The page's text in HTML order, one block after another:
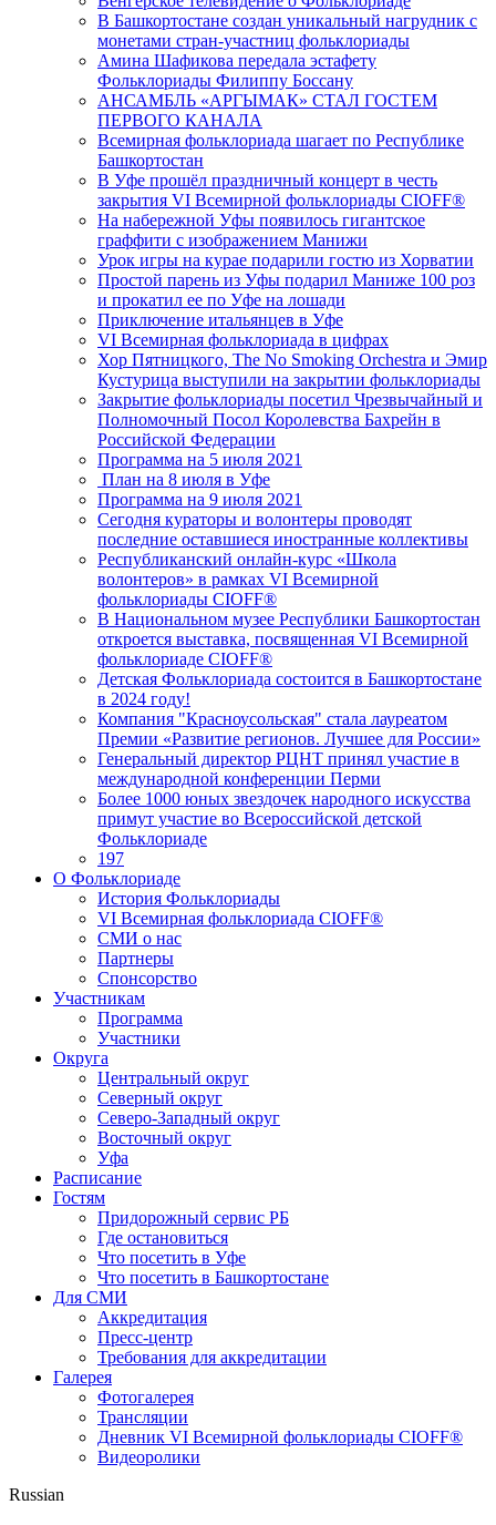
В Башкортостане создан уникальный нагрудник с
монетами стран-участниц фольклориады
Амина Шафикова передала эстафету
Фольклориады Филиппу Боссану
АНСАМБЛЬ «АРГЫМАК» СТАЛ ГОСТЕМ
ПЕРВОГО КАНАЛА
Всемирная фольклориада шагает по Республике
Башкортостан
В Уфе прошёл праздничный концерт в честь
закрытия VI Всемирной фольклориады CIOFF®️
На набережной Уфы появилось гигантское
граффити с изображением Манижи
Урок игры на курае подарили гостю из Хорватии
Простой парень из Уфы подарил Маниже 100 роз
и прокатил ее по Уфе на лошади
Приключение итальянцев в Уфе
VI Всемирная фольклориада в цифрах
Хор Пятницкого, The No Smoking Orchestra и Эмир
Кустурица выступили на закрытии фольклориады
Закрытие фольклориады посетил Чрезвычайный и
Полномочный Посол Королевства Бахрейн в
Российской Федерации
Программа на 5 июля 2021
План на 8 июля в Уфе
Программа на 9 июля 2021
Сегодня кураторы и волонтеры проводят
последние оставшиеся иностранные коллективы
Республиканский онлайн-курс «Школа
волонтеров» в рамках VI Всемирной
фольклориады CIOFF®
В Национальном музее Республики Башкортостан
откроется выставка, посвященная VI Всемирной
фольклориаде CIOFF®️
Детская Фольклориада состоится в Башкортостане
в 2024 году!
Компания "Красноусольская" стала лауреатом
Премии «Развитие регионов. Лучшее для России»
Генеральный директор РЦНТ принял участие в
международной конференции Перми
Более 1000 юных звездочек народного искусства
примут участие во Всероссийской детской
Фольклориаде
197
О Фольклориаде
История Фольклориады
VI Всемирная фольклориада CIOFF®
СМИ о нас
Партнеры
Спонсорство
Участникам
Программа
Участники
Округа
Центральный округ
Северный округ
Северо-Западный округ
Восточный округ
Уфа
Расписание
Гостям
Придорожный сервис РБ
Где остановиться
Что посетить в Уфе
Что посетить в Башкортостане
Для СМИ
Аккредитация
Пресс-центр
Требования для аккредитации
Галерея
Фотогалерея
Трансляции
Дневник VI Всемирной фольклориады CIOFF®
Видеоролики
Russian